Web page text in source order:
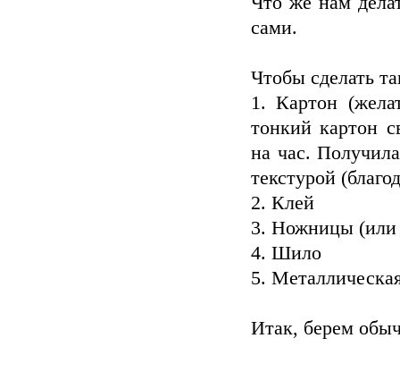
сами.
Чтобы сделать
1. Картон
тонкий картон
на час.
текстурой
2. Клей
3. Ножницы (или
4. Шило
5.
Итак, берем